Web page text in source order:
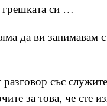
си …
да ви занимавам
със
за това, че сте